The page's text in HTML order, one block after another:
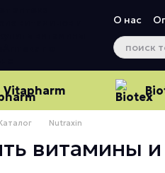
контенту
О нас
Vitapharm
Nutraxin
витамины